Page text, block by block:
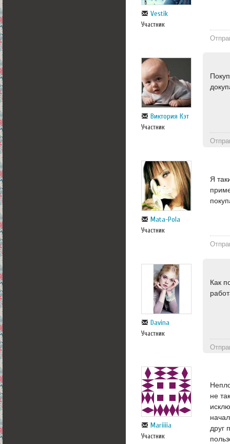
Vestik
Участник
Виктория Кэт
Участник
Mata-Pola
Участник
Я
Davina
Участник
Как
Mariiiia
Участник
не
друг